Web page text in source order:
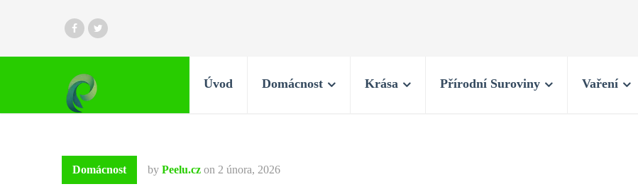
Úvod Domácnost Krása Přírodní Suroviny Vaření
Domácnost by Peelu.cz on 2 února, 2026